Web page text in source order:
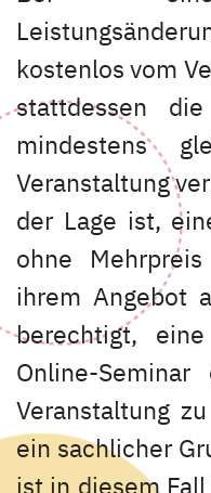
kostenlos vom
stattdessen
mindestens
Veranstaltung
der Lage ist,
ohne
ihrem Angebot
berechtigt,
Online-
Veranstaltung
ein sachlicher
ist in diesem